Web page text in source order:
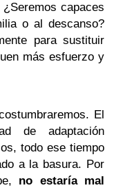
capaces
o al descanso?
para sustituir
más esfuerzo y
El
de adaptación
todo ese tiempo
a la basura. Por
no estaría mal